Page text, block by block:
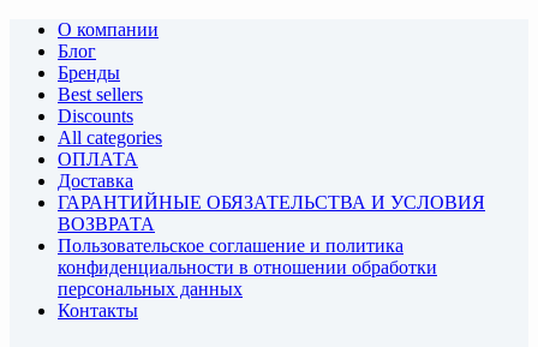
О компании
Блог
Бренды
Best sellers
Discounts
All categories
ОПЛАТА
Доставка
ГАРАНТИЙНЫЕ ОБЯЗАТЕЛЬСТВА И УСЛОВИЯ
ВОЗВРАТА
Пользовательское соглашение и политика
конфиденциальности в отношении обработки
персональных данных
Контакты